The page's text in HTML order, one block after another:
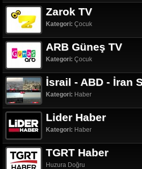
Zarok TV
Kategori: Çocuk
ARB Güneş TV
Kategori: Çocuk
İsrail - ABD - İran
Kategori: Haber
Lider Haber
Kategori: Haber
TGRT Haber
Huzura Doğru